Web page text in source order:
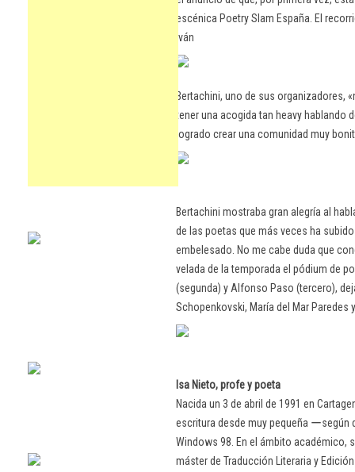
escénica Poetry Slam España. El
Iván
Bertachini, uno de sus organizadores,
tener una acogida tan heavy hablando
logrado crear una comunidad muy
Bertachini mostraba gran alegría al
de las poetas que más veces ha
embelesado. No me cabe duda que
velada de la temporada el pódium de
(segunda) y Alfonso Paso (tercero),
Schopenkovski, María del Mar Paredes
Isa Nieto, profe y poeta
Nacida un 3 de abril de 1991 en
escritura desde muy pequeña ー
Windows 98. En el ámbito académico,
máster de Traducción Literaria y